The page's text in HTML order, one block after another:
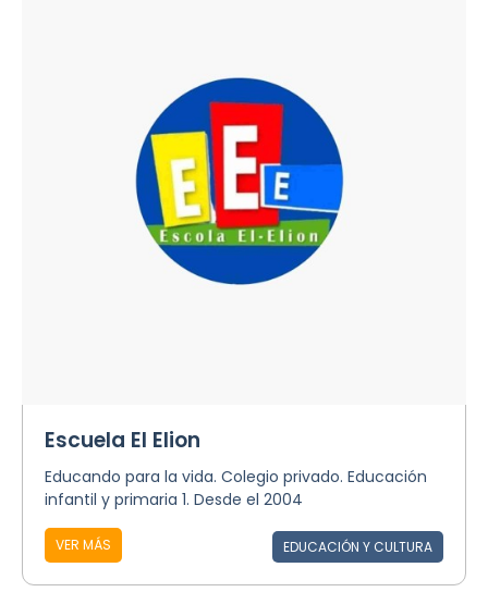
Escuela El Elion
Educando para la vida. Colegio privado. Educación
infantil y primaria 1. Desde el 2004
VER MÁS EDUCACIÓN Y CULTURA